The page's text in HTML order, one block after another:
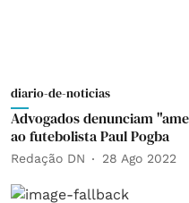
diario-de-noticias
Advogados denunciam
ao futebolista Paul Pogba
Redação DN 28 Ago 2022